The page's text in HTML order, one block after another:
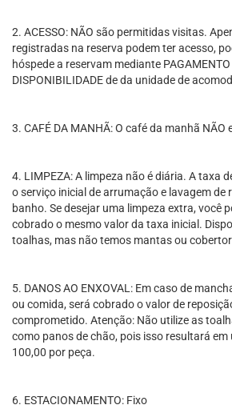
2. ACESSO: NÃO são permitidas visitas.
registradas na reserva podem ter acesso,
hóspede a reservam mediante
DISPONIBILIDADE de da unidade de
3. CAFÉ DA MANHÃ: O café da manhã NÃO
4. LIMPEZA: A limpeza não é diária. A taxa
o serviço inicial de arrumação e lavagem de
banho. Se desejar uma limpeza extra, você
cobrado o mesmo valor da taxa inicial.
toalhas, mas não temos mantas ou
5. DANOS AO ENXOVAL: Em caso de
ou comida, será cobrado o valor de
comprometido. Atenção: Não utilize as
como panos de chão, pois isso resultará em
100,00 por peça.
6. ESTACIONAMENTO: Fixo